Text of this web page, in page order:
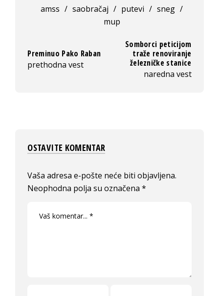
amss / saobračaj / putevi / sneg /
mup
Preminuo Pako Raban
prethodna vest
Somborci peticijom
traže renoviranje
železničke stanice
naredna vest
OSTAVITE KOMENTAR
Vaša adresa e-pošte neće biti objavljena.
Neophodna polja su označena*